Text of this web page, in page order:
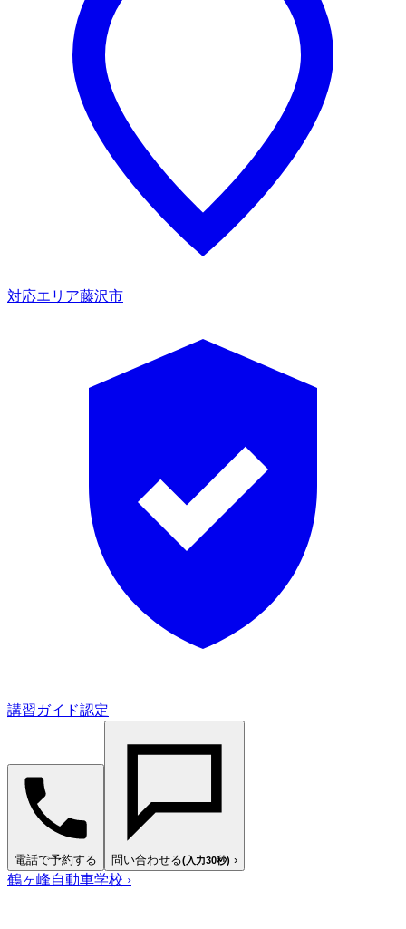
対応エリア藤沢市
講習ガイド認定
電話で予約する 問い合わせる(入力30秒) ›
鶴ヶ峰自動車学校 ›